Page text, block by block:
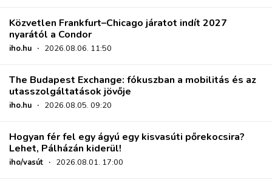
Közvetlen Frankfurt–Chicago járatot indít 2027
nyarától a Condor
iho.hu · 2026.08.06. 11:50
The Budapest Exchange: fókuszban a mobilitás és az
utasszolgáltatások jövője
iho.hu · 2026.08.05. 09:20
Hogyan fér fel egy ágyú egy kisvasúti pőrekocsira?
Lehet, Pálházán kiderül!
iho/vasút · 2026.08.01. 17:00